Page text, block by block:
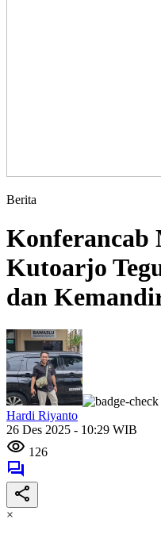
Berita
Konferancab
Kutoarjo
dan
Hardi Riyanto
26 Des 2025 - 10:29 WIB
126
×